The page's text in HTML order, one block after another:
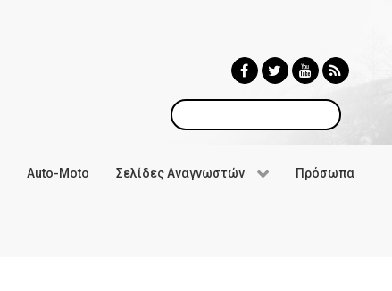
Αναζήτηση
Auto-Moto Σελίδες Αναγνωστών Πρόσωπα